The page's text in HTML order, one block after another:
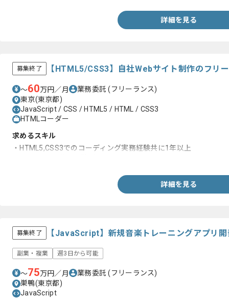
詳細を見る
募集終了 【HTML5/CSS3】自社Webサイト制作のフリ
〜60万円／月 業務委託(フリーランス)
東京(東京都)
JavaScript / CSS / HTML5 / HTML / CSS3
HTMLコーダー
求めるスキル
・HTML5,CSS3でのコーディング実務経験共に1年以上
詳細を見る
募集終了 【JavaScript】新規音楽トレーニングアプリ
副業・複業 週3日から可能
〜75万円／月 業務委託(フリーランス)
巣鴨(東京都)
JavaScript